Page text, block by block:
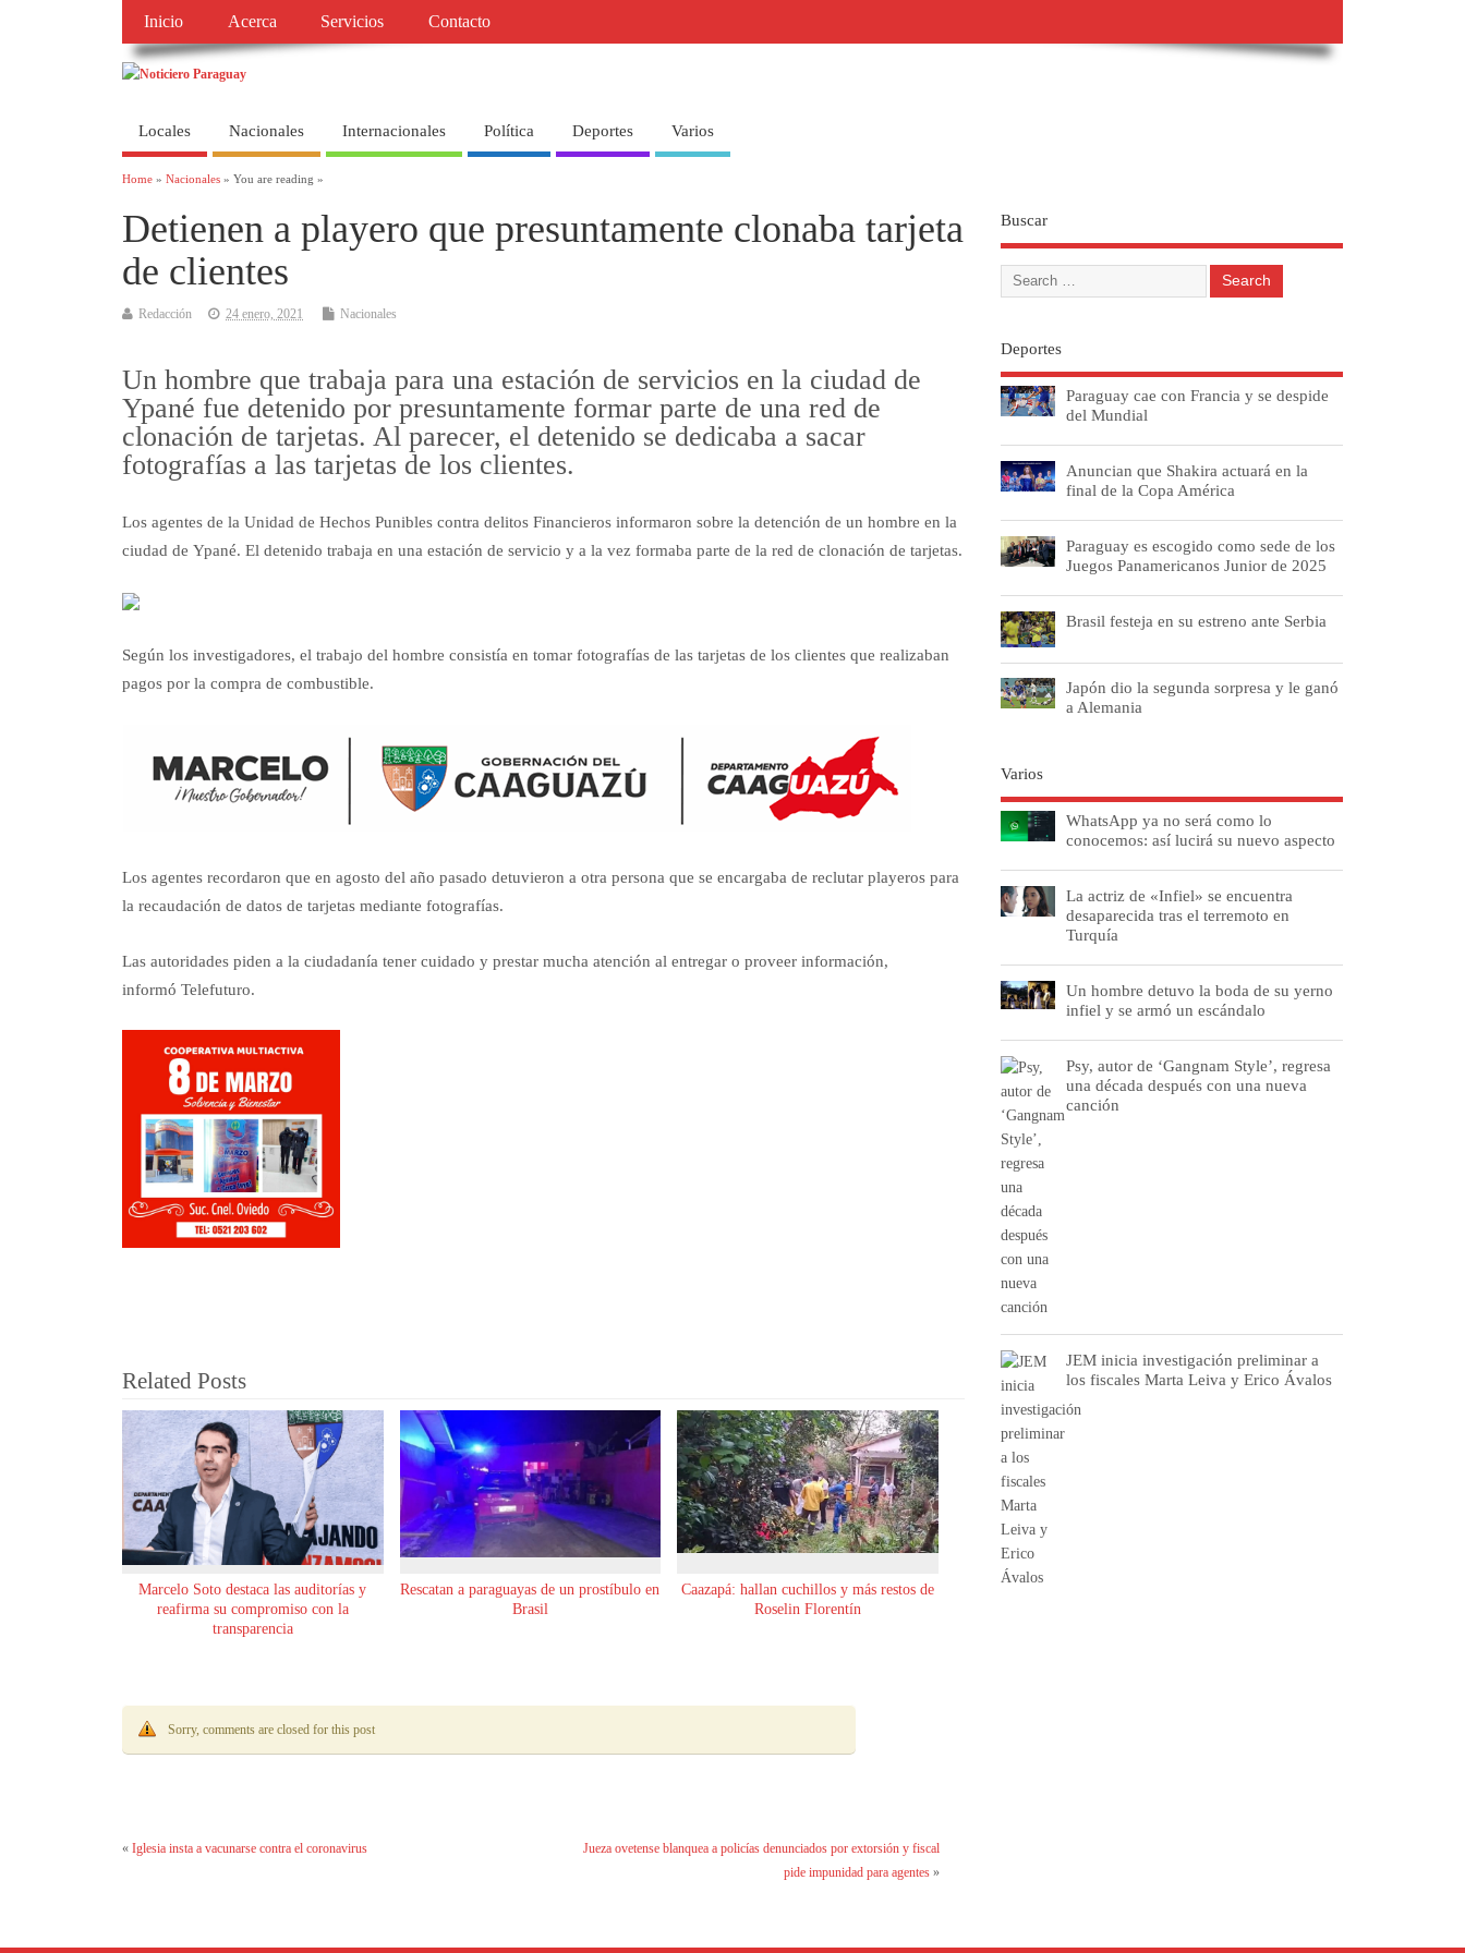
Inicio Acerca Servicios Contacto
Locales Nacionales Internacionales Política Deportes Varios
Home » Nacionales » You are reading »
Detienen a playero que presuntamente clonaba tarjeta
de clientes
Redacción 24 enero, 2021 Nacionales
Un hombre que trabaja para una estación de servicios en la ciudad de
Ypané fue detenido por presuntamente formar parte de una red de
clonación de tarjetas. Al parecer, el detenido se dedicaba a sacar
fotografías a las tarjetas de los clientes.
Los agentes de la Unidad de Hechos Punibles contra delitos Financieros informaron sobre la detención de un hombre en la
ciudad de Ypané. El detenido trabaja en una estación de servicio y a la vez formaba parte de la red de clonación de tarjetas.
Según los investigadores, el trabajo del hombre consistía en tomar fotografías de las tarjetas de los clientes que realizaban
pagos por la compra de combustible.
Los agentes recordaron que en agosto del año pasado detuvieron a otra persona que se encargaba de reclutar playeros para
la recaudación de datos de tarjetas mediante fotografías.
Las autoridades piden a la ciudadanía tener cuidado y prestar mucha atención al entregar o proveer información,
informó Telefuturo.
Related Posts
Marcelo Soto destaca las auditorías y
reafirma su compromiso con la
transparencia
Rescatan a paraguayas de un prostíbulo en
Brasil
Caazapá: hallan cuchillos y más restos de
Roselin Florentín
Sorry, comments are closed for this post
« Iglesia insta a vacunarse contra el coronavirus
Jueza ovetense blanquea a policías denunciados por extorsión y fiscal
pide impunidad para agentes»
Buscar
Deportes
Paraguay cae con Francia y se despide
del Mundial
Anuncian que Shakira actuará en la
final de la Copa América
Paraguay es escogido como sede de los
Juegos Panamericanos Junior de 2025
Brasil festeja en su estreno ante Serbia
Japón dio la segunda sorpresa y le ganó
a Alemania
Varios
WhatsApp ya no será como lo
conocemos: así lucirá su nuevo aspecto
La actriz de «Infiel» se encuentra
desaparecida tras el terremoto en
Turquía
Un hombre detuvo la boda de su yerno
infiel y se armó un escándalo
Psy, autor de ‘Gangnam Style’, regresa
una década después con una nueva
canción
JEM inicia investigación preliminar a
los fiscales Marta Leiva y Erico Ávalos